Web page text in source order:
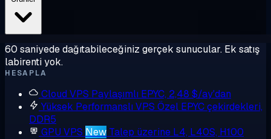
60 saniyede dağıtabileceğiniz gerçek sunucular. Ek satış
labirenti yok.
HESAPLA
Cloud VPS Paylaşımlı EPYC, 2,48 $/ay'dan
Yüksek Performanslı VPS Özel EPYC çekirdekleri,
DDR5
GPU VPS New Talep üzerine L4, L40S, H100